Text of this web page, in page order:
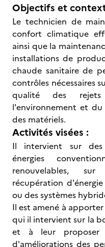
Objectifs et
Le technicien de
confort climatique
ainsi que la
installations de
chaude sanitaire de
contrôles nécessaires
qualité des
l'environnement et
des matériels.
Activités visées :
Il intervient sur des
énergies
renouvelables,
récupération
ou des systèmes
Il est amené à
qui il intervient sur la
et à leur proposer
d'améliorations des